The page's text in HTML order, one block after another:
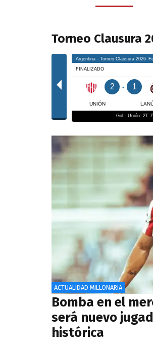
Torneo Clausura
ACTUALIDAD MILLONARIA
Bomba en el
será nuevo
histórica